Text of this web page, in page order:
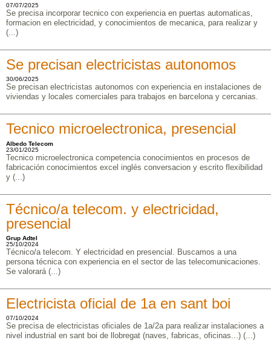
07/07/2025
Se precisa incorporar tecnico con experiencia en puertas automaticas,
formacion en electricidad, y conocimientos de mecanica, para realizar y
(...)
Se precisan electricistas autonomos
30/06/2025
Se precisan electricistas autonomos con experiencia en instalaciones de
viviendas y locales comerciales para trabajos en barcelona y cercanias.
Tecnico microelectronica, presencial
Albedo Telecom
23/01/2025
Tecnico microelectronica competencia conocimientos en procesos de
fabricación conocimientos excel inglés conversacion y escrito flexibilidad
y (...)
Técnico/a telecom. y electricidad,
presencial
Grup Adtel
25/10/2024
Técnico/a telecom. Y electricidad en presencial. Buscamos a una
persona técnica con experiencia en el sector de las telecomunicaciones.
Se valorará (...)
Electricista oficial de 1a en sant boi
07/10/2024
Se precisa de electricistas oficiales de 1a/2a para realizar instalaciones a
nivel industrial en sant boi de llobregat (naves, fabricas, oficinas...) (...)